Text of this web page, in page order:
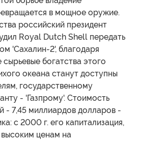
в мощное оружие.
российский президент
Royal Dutch Shell передать
'Сахалин-2', благодаря
богатства этого
океана станут доступны
государственному
- 'Газпрому'. Стоимость
- 7,45 миллиардов долларов -
с 2000 г. его капитализация,
ценам на